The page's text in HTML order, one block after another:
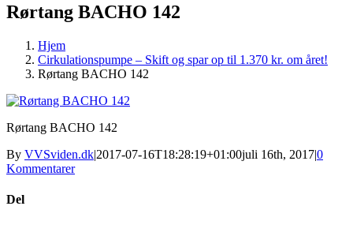
Rørtang BACHO 142
Hjem
Cirkulationspumpe – Skift og spar op til 1.370 kr. om året!
Rørtang BACHO 142
Rørtang BACHO 142
By VVSviden.dk|2017-07-16T18:28:19+01:00juli 16th, 2017|0
Kommentarer
Del